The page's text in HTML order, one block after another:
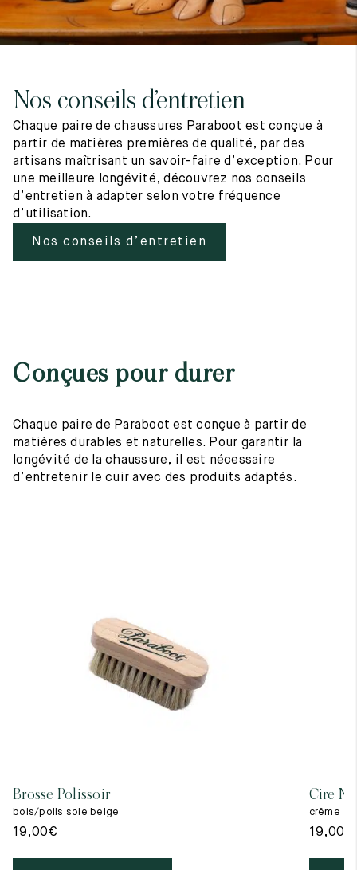
Nos conseils d’entretien
Chaque paire de chaussures Paraboot est conçue à
partir de matières premières de qualité, par des
artisans maîtrisant un savoir-faire d’exception. Pour
une meilleure longévité, découvrez nos conseils
d’entretien à adapter selon votre fréquence
d’utilisation.
Nos conseils d’entretien
Conçues pour durer
Chaque paire de Paraboot est conçue à partir de
matières durables et naturelles. Pour garantir la
longévité de la chaussure, il est nécessaire
d’entretenir le cuir avec des produits adaptés.
Brosse Polissoir
bois/poils soie beige
19,00€
Cire
crême
19,00